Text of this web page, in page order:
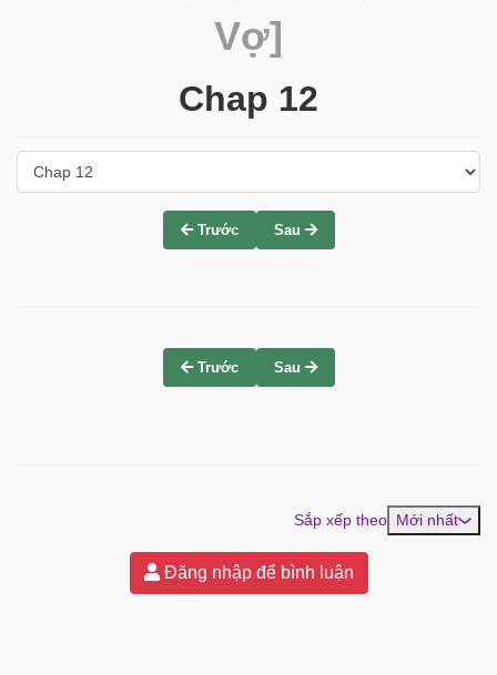
Vợ]
Chap 12
Trước Sau
Trước Sau
Sắp xếp theo Mới nhất
Đăng nhập để bình luận